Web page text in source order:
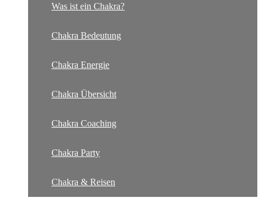
Was ist ein Chakra?
Chakra Bedeutung
Chakra Energie
Chakra Übersicht
Chakra Coaching
Chakra Party
Chakra & Reisen